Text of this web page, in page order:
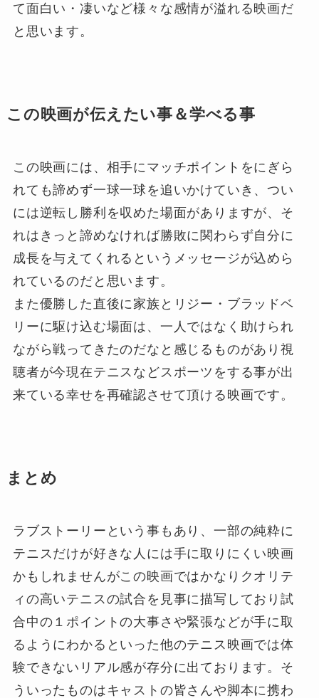
て面白い・凄いなど様々な感情が溢れる映画だ
と思います。
この映画が伝えたい事＆学べる事
この映画には、相手にマッチポイントをにぎら
れても諦めず一球一球を追いかけていき、つい
には逆転し勝利を収めた場面がありますが、そ
れはきっと諦めなければ勝敗に関わらず自分に
成長を与えてくれるというメッセージが込めら
れているのだと思います。
また優勝した直後に家族とリジー・ブラッドベ
リーに駆け込む場面は、一人ではなく助けられ
ながら戦ってきたのだなと感じるものがあり視
聴者が今現在テニスなどスポーツをする事が出
来ている幸せを再確認させて頂ける映画です。
まとめ
ラブストーリーという事もあり、一部の純粋に
テニスだけが好きな人には手に取りにくい映画
かもしれませんがこの映画ではかなりクオリテ
ィの高いテニスの試合を見事に描写しており試
合中の１ポイントの大事さや緊張などが手に取
るようにわかるといった他のテニス映画では体
験できないリアル感が存分に出ております。そ
ういったものはキャストの皆さんや脚本に携わ